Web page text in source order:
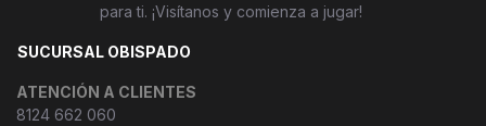
para ti. ¡Visítanos y comienza a jugar!
SUCURSAL OBISPADO
ATENCIÓN A CLIENTES
8124 662 060